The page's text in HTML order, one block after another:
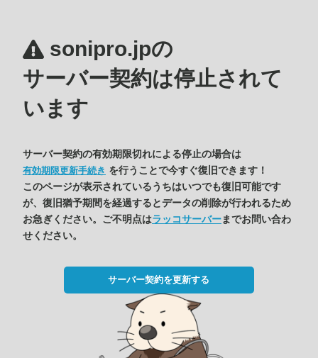
sonipro.jpの
サーバー契約は停止されて
います
サーバー契約の有効期限切れによる停止の場合は
有効期限更新手続き を行うことで今すぐ復旧できます！
このページが表示されているうちはいつでも復旧可能です
が、復旧猶予期間を経過するとデータの削除が行われるため
お急ぎください。ご不明点はラッコサーバーまでお問い合わ
せください。
サーバー契約を更新する